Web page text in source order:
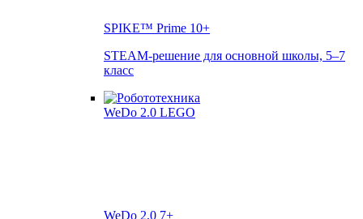
SPIKE™ Prime 10+
STEAM-решение для основной школы, 5–7
класс
WeDo 2.0 7+